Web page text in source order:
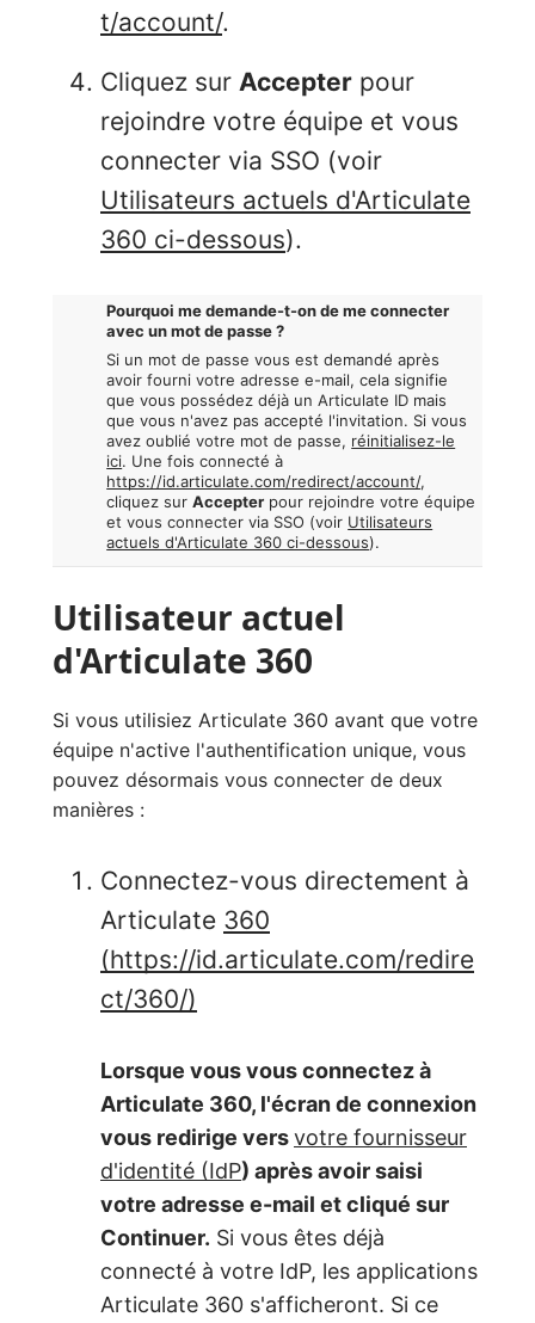
t/account/.
Cliquez sur Accepter pour
rejoindre votre équipe et vous
connecter via SSO (voir
Utilisateurs actuels d'Articulate
360 ci-dessous).
Pourquoi me demande-t-on de me connecter
avec un mot de passe ?
Si un mot de passe vous est demandé après
avoir fourni votre adresse e-mail, cela signifie
que vous possédez déjà un Articulate ID mais
que vous n'avez pas accepté l'invitation. Si vous
avez oublié votre mot de passe, réinitialisez-le
ici. Une fois connecté à
https://id.articulate.com/redirect/account/,
cliquez surAccepter pour rejoindre votre équipe
et vous connecter via SSO (voir Utilisateurs
actuels d'Articulate 360 ci-dessous).
Utilisateur actuel
d'Articulate 360
Si vous utilisiez Articulate 360 avant que votre
équipe n'active l'authentification unique, vous
pouvez désormais vous connecter de deux
manières :
Connectez-vous directement à
Articulate 360
(https://id.articulate.com/redire
ct/360/)
Lorsque vous vous connectez à
Articulate 360, l'écran de connexion
vous redirige versvotre fournisseur
d'identité (IdP) après avoir saisi
votre adresse e-mail et cliqué sur
Continuer. Si vous êtes déjà
connecté à votre IdP, les applications
Articulate 360 s'afficheront. Si ce